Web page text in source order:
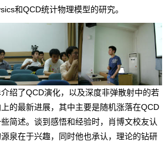
和QCD统计物理模型的研究。
绍了QCD演化，以及深度非弹散射中的若
的最新进展，其中主要是随机涨落在QCD
简述。谈到感悟和经验时，肖博文校友认
泉在于兴趣，同时他也承认，理论的钻研